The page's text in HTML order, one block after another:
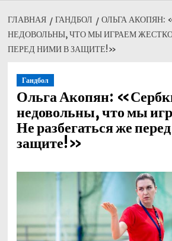
ГЛАВНАЯ ГАНДБОЛ
ОЛЬГА АКОПЯН:
НЕДОВОЛЬНЫ, ЧТО МЫ ИГРАЕМ
ПЕРЕД НИМИ В ЗАЩИТЕ!»
Гандбол
Ольга Акопян:
недовольны, что мы
Не разбегаться же
защите!»